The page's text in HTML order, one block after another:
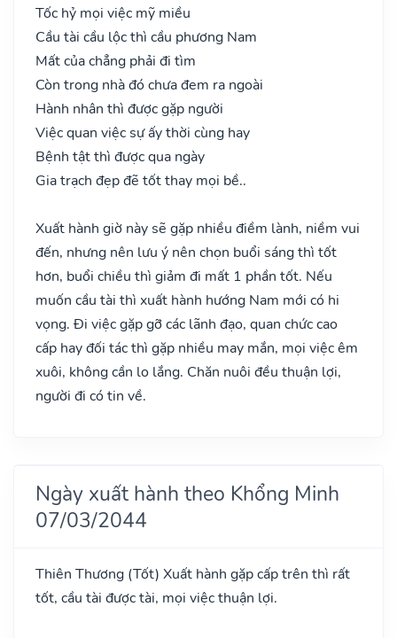
Tốc hỷ mọi việc mỹ miều
Cầu tài cầu lộc thì cầu phương Nam
Mất của chẳng phải đi tìm
Còn trong nhà đó chưa đem ra ngoài
Hành nhân thì được gặp người
Việc quan việc sự ấy thời cùng hay
Bệnh tật thì được qua ngày
Gia trạch đẹp đẽ tốt thay mọi bề..
Xuất hành giờ này sẽ gặp nhiều điềm lành, niềm vui
đến, nhưng nên lưu ý nên chọn buổi sáng thì tốt
hơn, buổi chiều thì giảm đi mất 1 phần tốt. Nếu
muốn cầu tài thì xuất hành hướng Nam mới có hi
vọng. Đi việc gặp gỡ các lãnh đạo, quan chức cao
cấp hay đối tác thì gặp nhiều may mắn, mọi việc êm
xuôi, không cần lo lắng. Chăn nuôi đều thuận lợi,
người đi có tin về.
Ngày xuất hành theo Khổng Minh
07/03/2044
Thiên Thương (Tốt) Xuất hành gặp cấp trên thì rất
tốt, cầu tài được tài, mọi việc thuận lợi.